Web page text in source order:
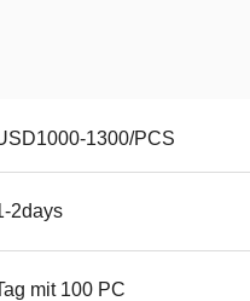
1300/PCS
2days
mit 100 PC